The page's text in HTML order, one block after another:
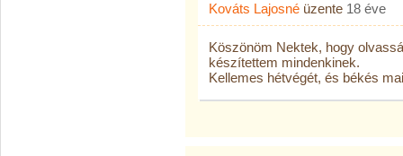
Kováts Lajosné üzente 18 éve
Köszönöm Nektek, hogy
készítettem mindenkinek.
Kellemes hétvégét, és békés